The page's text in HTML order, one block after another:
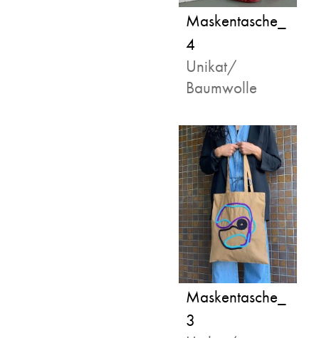
Maskentasche_
4
Unikat/
Baumwolle
Maskentasche_
3